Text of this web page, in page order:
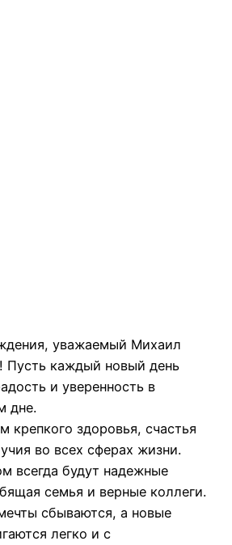
уважаемый Михаил
Пусть каждый новый день
и уверенность в
дне.
крепкого здоровья, счастья
во всех сферах жизни.
всегда будут надежные
семья и верные коллеги.
сбываются, а новые
легко и с